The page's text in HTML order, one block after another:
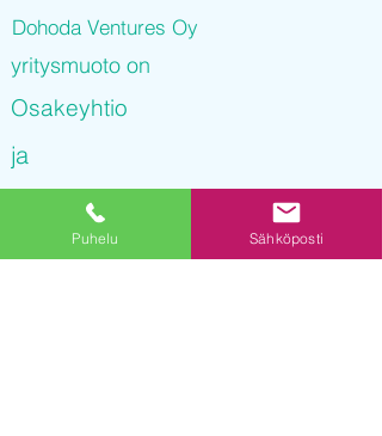
Dohoda Ventures Oy
yritysmuoto on
Osakeyhtio
ja
Dohoda Ventures Oy
on rekisteröity kaupparekisteriin
Puhelu Sähköposti